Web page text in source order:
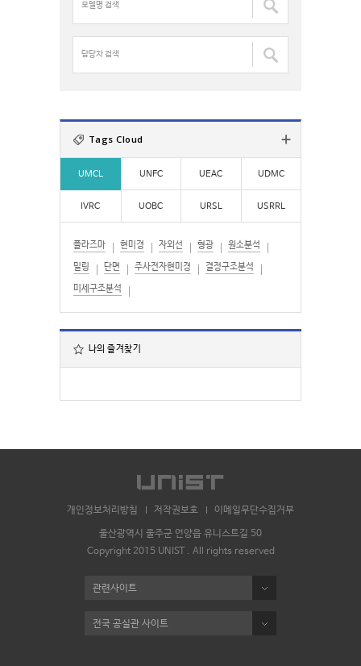
색
:
델
명
:자
:
Tags Cloud
UMCL UNFC UEAC UDMC
IVRC UOBC URSL USRRL
플라즈마 현미경 자외선 형광 원소분석
밀링 단면 주사전자현미경 결정구조분석
미세구조분석
나의 즐겨찾기
개인정보처리방침 저작권보호 이메일무단수집거부
울산광역시 울주군 언양읍 유니스트길 50
Copyright 2015 UNIST . All rights reserved
관련사이트
전국 공실관 사이트